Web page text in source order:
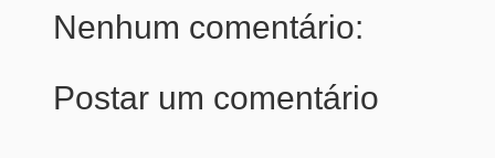
Nenhum comentário:
Postar um comentário